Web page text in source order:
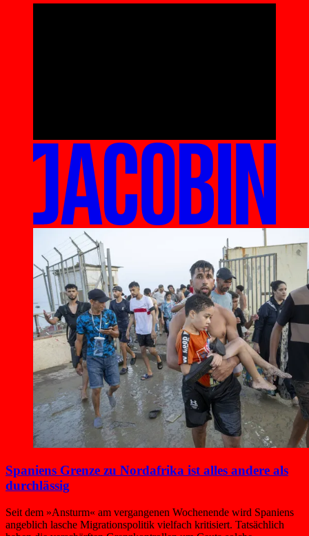
Spaniens Grenze zu Nordafrika ist alles andere als
durchlässig
Seit dem »Ansturm« am vergangenen Wochenende wird Spaniens
angeblich lasche Migrationspolitik vielfach kritisiert. Tatsächlich